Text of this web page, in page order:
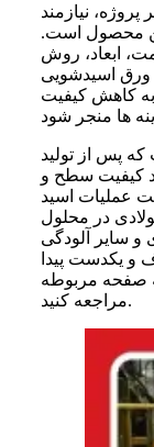
نیازمند
محصول است.
ابعاد، روش
ورق اسیدشویی
به کاهش کیفیت
پس از تولید
کیفیت سطح و
عملیات اسید
در محلول
و سایر آلودگی
یکدست پیدا
صفحه مربوطه
مراجعه کنید.